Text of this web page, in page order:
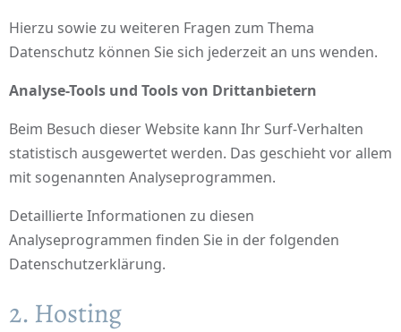
Hierzu sowie zu weiteren Fragen zum Thema
Datenschutz können Sie sich jederzeit an uns wenden.
Analyse-Tools und Tools von Dritt­anbietern
Beim Besuch dieser Website kann Ihr Surf-Verhalten
statistisch ausgewertet werden. Das geschieht vor allem
mit sogenannten Analyseprogrammen.
Detaillierte Informationen zu diesen
Analyseprogrammen finden Sie in der folgenden
Datenschutzerklärung.
2. Hosting